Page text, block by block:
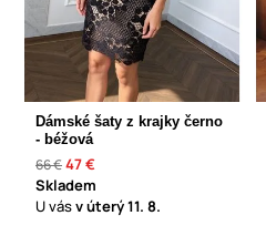
Dámské šaty z krajky černo
- béžová
66 €47 €
Skladem
U vásv úterý11. 8.